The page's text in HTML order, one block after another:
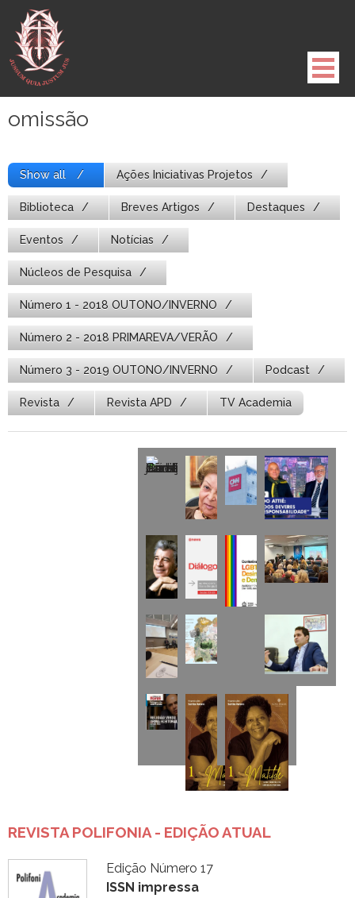
para
conteúdo
omissão
Show all Ações Iniciativas Projetos
Biblioteca Breves Artigos Destaques
Eventos Notícias
Núcleos de Pesquisa
Número 1 - 2018 OUTONO/INVERNO
Número 2 - 2018 PRIMAREVA/VERÃO
Número 3 - 2019 OUTONO/INVERNO Podcast
Revista Revista APD TV Academia
REVISTA POLIFONIA - EDIÇÃO ATUAL
Edição Número 17
ISSN impressa